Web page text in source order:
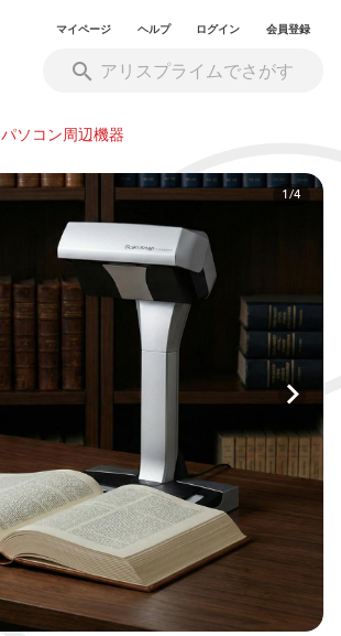
マイページ ヘルプ ログイン 会員登録
パソコン周辺機器
1/4